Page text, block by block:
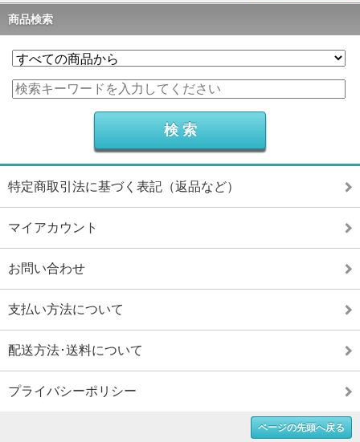
商品検索
特定商取引法に基づく表記（返品など）
マイアカウント
お問い合わせ
支払い方法について
配送方法･送料について
プライバシーポリシー
ページの先頭へ戻る